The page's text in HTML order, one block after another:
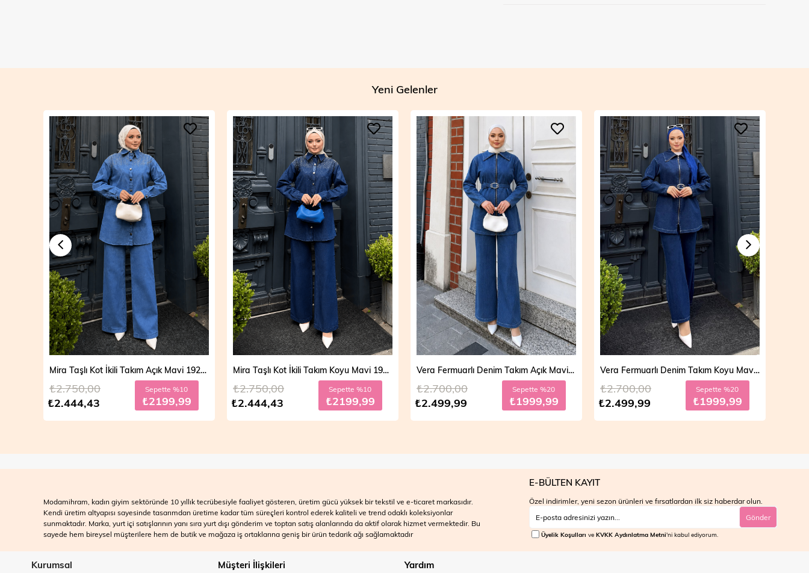
Yeni Gelenler
Mira Taşlı Kot İkili Takım Koyu Mavi 19286
₺2.444,43
₺2.750,00 Sepette %10
₺2199,99
Vera Fermuarlı Denim Takım Açık Mavi 19298
₺2.499,99
₺2.700,00 Sepette %20
₺1999,99
Vera Fermuarlı Denim Takım Koyu Mavi 19298
₺2.499,99
₺2.700,00 Sepette %20
₺1999,99
Mila Çift Düğmeli Kot Trençkot Açık Mavi 19290
₺3.999,99
₺4.700,00 Sepette %30
₺2799,99
Modamihram, kadın giyim sektöründe 10 yıllık tecrübesiyle faaliyet gösteren, üretim gücü yüksek bir tekstil ve e-ticaret markasıdır.
Kendi üretim altyapısı sayesinde tasarımdan üretime kadar tüm süreçleri kontrol ederek kaliteli ve trend odaklı koleksiyonlar
sunmaktadır. Marka, yurt içi satışlarının yanı sıra yurt dışı gönderim ve toptan satış alanlarında da aktif olarak hizmet vermektedir. Bu
sayede hem bireysel müşterilere hem de butik ve mağaza iş ortaklarına geniş bir ürün tedarik ağı sağlamaktadır
E-BÜLTEN KAYIT
Özel indirimler, yeni sezon ürünleri ve fırsatlardan ilk siz haberdar olun.
Gönder
Üyelik Koşulları ve KVKK Aydınlatma Metni'ni kabul ediyorum.
Kurumsal Müşteri İlişkileri Yardım